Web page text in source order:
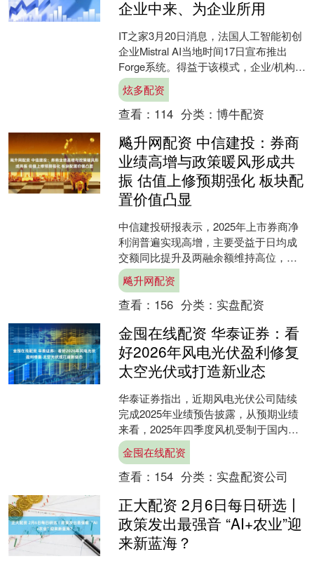
企业中来、为企业所用
IT之家3月20日消息，法国人工智能初创
企业Mistral AI当地时间17日宣布推出
Forge系统。得益于该模式，企业/机构可
构建能够内化其领域知识的模型，让....
炫多配资
查看： 114 分类： 博牛配资
飚升网配资 中信建投：券商
业绩高增与政策暖风形成共
振 估值上修预期强化 板块配
置价值凸显
中信建投研报表示，2025年上市券商净
利润普遍实现高增，主要受益于日均成
交额同比提升及两融余额维持高位，多
家券商净利增幅超70%；与此同时，降
准降息与中长期资金....
飚升网配资
查看： 156 分类： 实盘配资
金囤在线配资 华泰证券：看
好2026年风电光伏盈利修复
太空光伏或打造新业态
华泰证券指出，近期风电光伏公司陆续
完成2025年业绩预告披露，从预期业绩
来看，2025年四季度风机受制于国内低
价陆风项目集中交付，盈利能力或有所
承压，光伏企业亏....
金囤在线配资
查看： 154 分类： 实盘配资公司
正大配资 2月6日每日研选丨
政策发出最强音 “AI+农业”迎
来新蓝海？